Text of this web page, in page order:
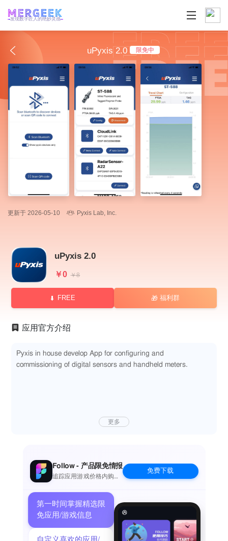
发现数字匠人的绝妙灵感
uPyxis 2.0 限免中
更新于 2026-05-10 Pyxis Lab, Inc.
uPyxis 2.0
￥0 ￥8
FREE 🎁 福利群
应用官方介绍
Pyxis in house develop App for configuring and
commissioning of digital sensors and handheld meters.
更多
Follow - 产品限免情报
追踪应用游戏价格内购波
免费下载
第一时间掌握精选限
免应用/游戏信息